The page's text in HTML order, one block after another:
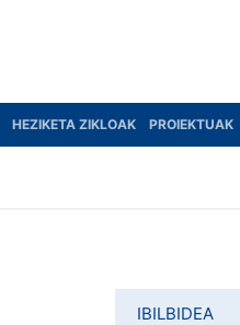
HEZIKETA ZIKLOAK PROIEKTUAK
IBILBIDEA